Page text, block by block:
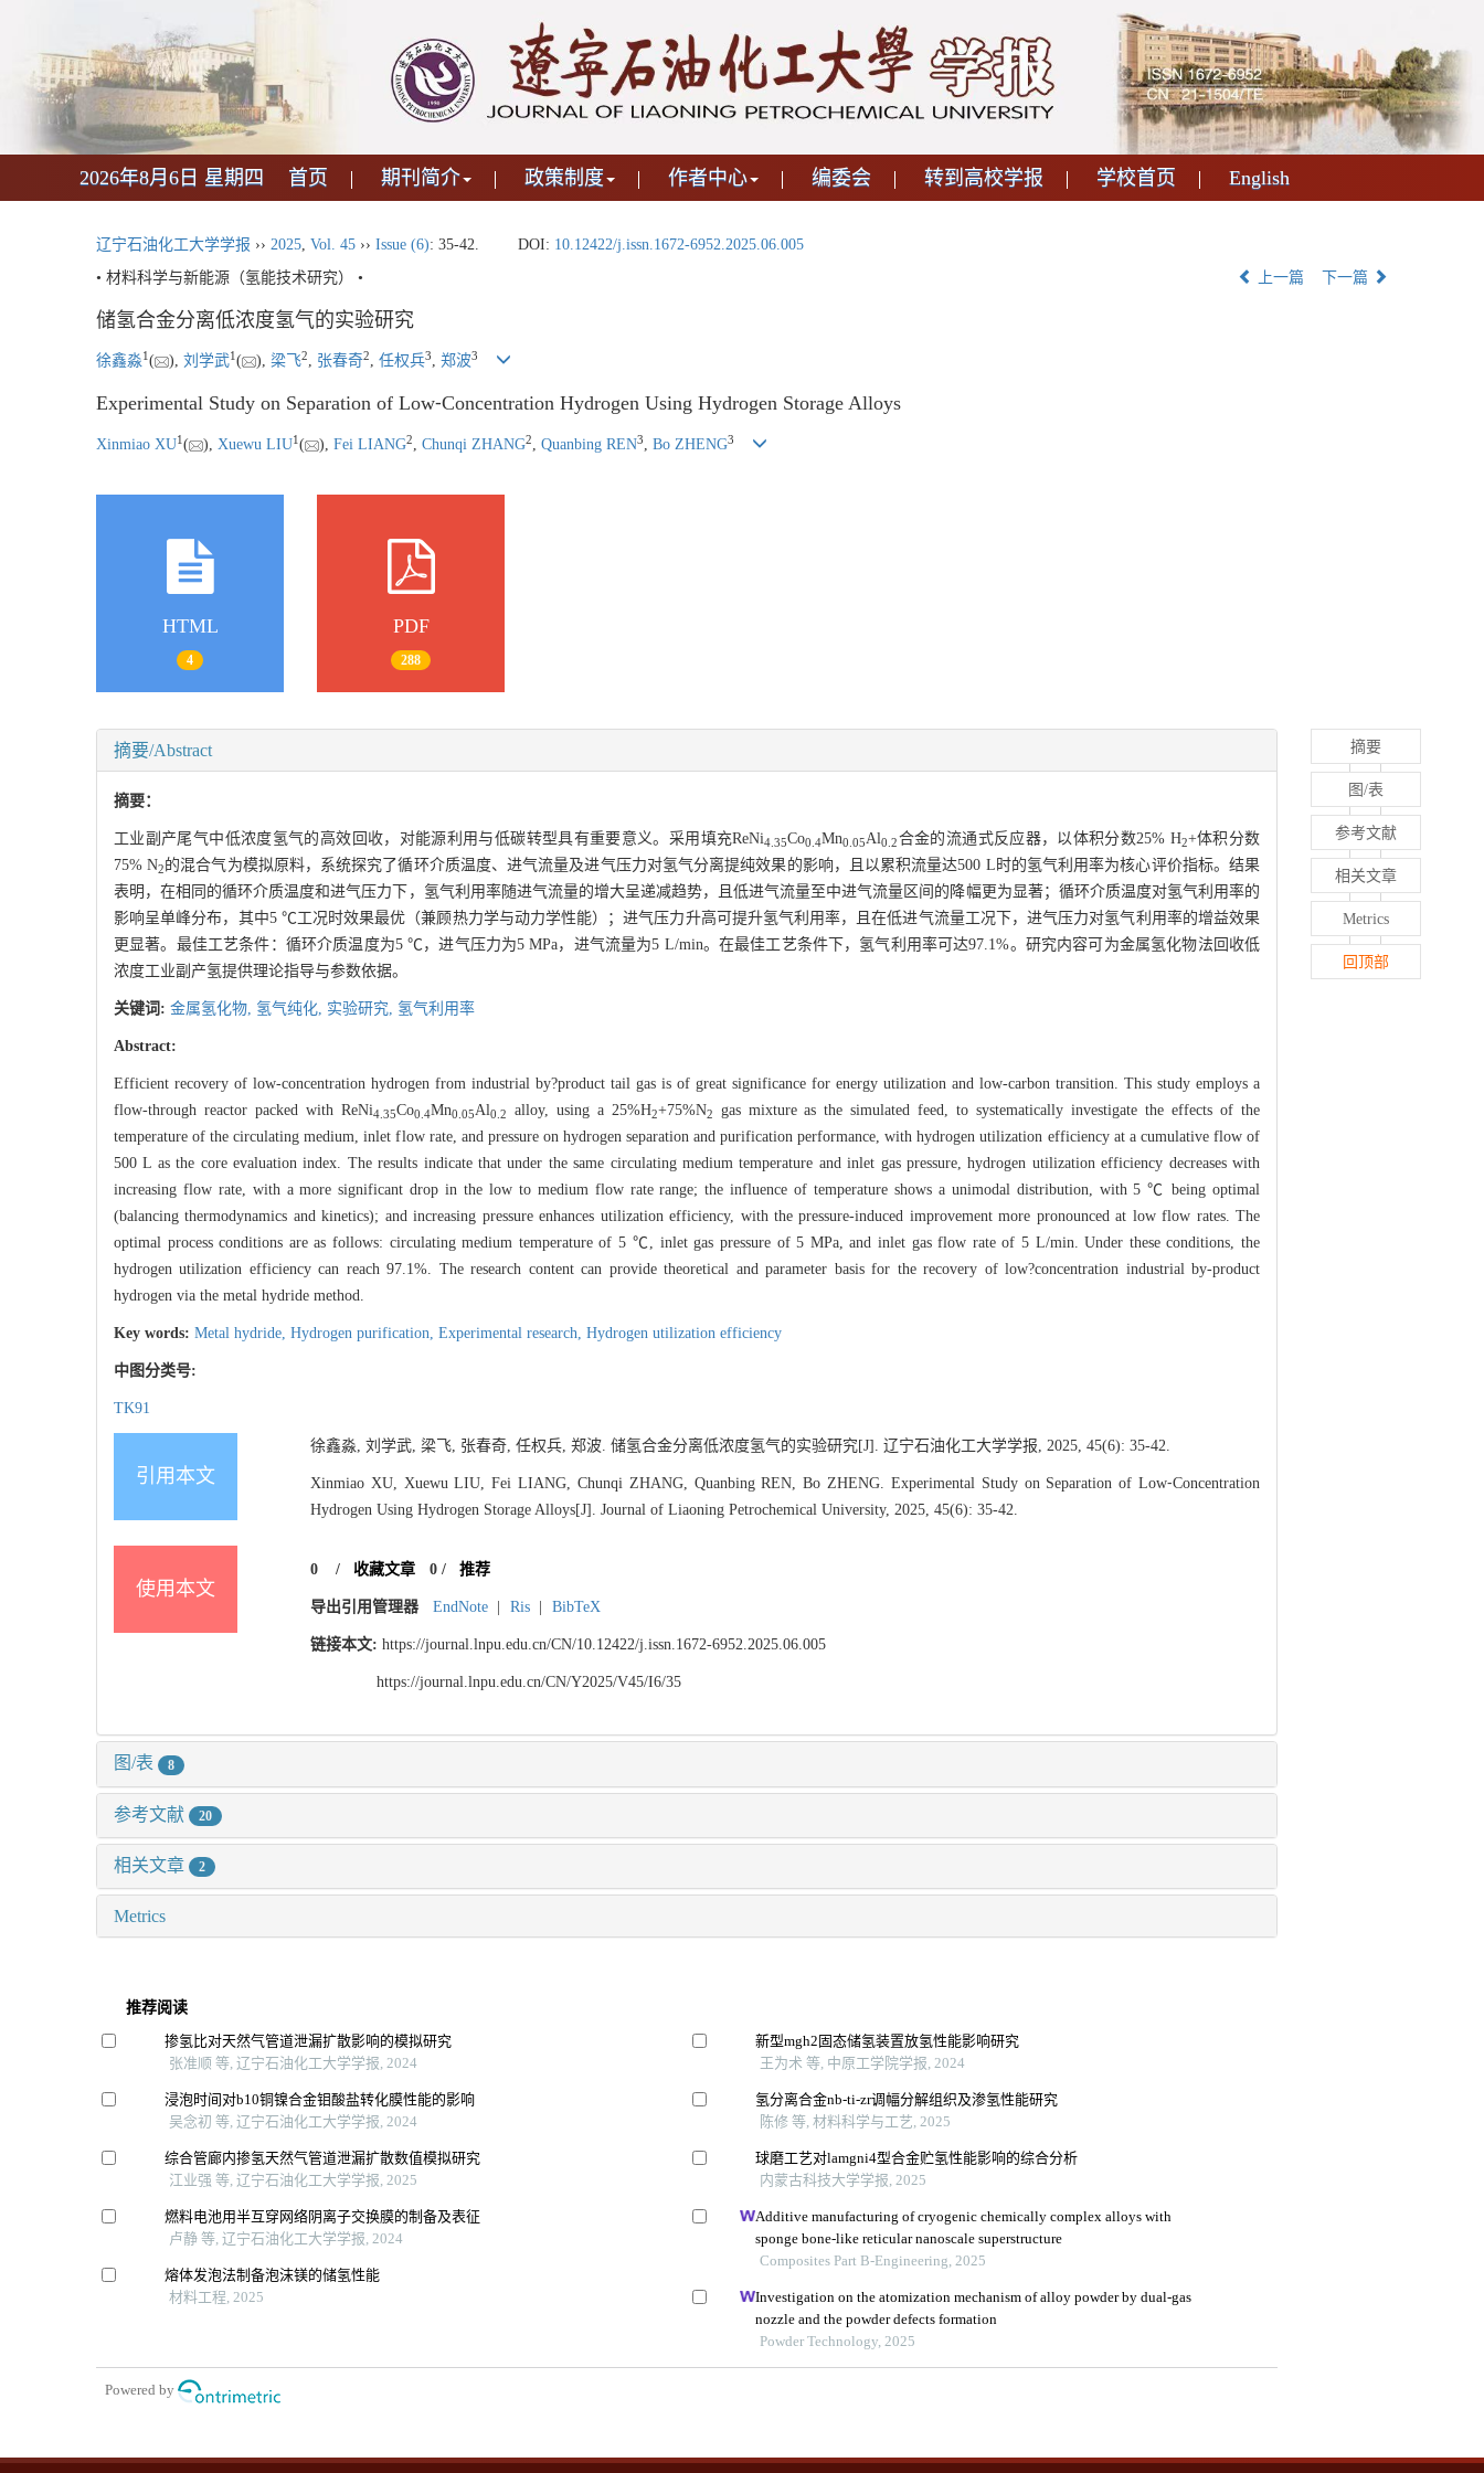
2026年8月6日 星期四 首页 期刊简介 政策制度 作者中心 编委会 转到高校学报 学校首页 English
辽宁石油化工大学学报 ›› 2025, Vol. 45 ›› Issue (6): 35-42. DOI: 10.12422/j.issn.1672-6952.2025.06.005
• 材料科学与新能源（氢能技术研究） •
上一篇 下一篇
储氢合金分离低浓度氢气的实验研究
徐鑫淼1 ( ), 刘学武1 ( ), 梁飞2, 张春奇2, 任权兵3, 郑波3
Experimental Study on Separation of Low⁃Concentration Hydrogen Using Hydrogen Storage Alloys
Xinmiao XU1 ( ), Xuewu LIU1 ( ), Fei LIANG2 Chunqi ZHANG2 Quanbing REN3 Bo ZHENG3
HTML
4
PDF
288
摘要/Abstract
摘要：
工业副产尾气中低浓度氢气的高效回收，对能源利用与低碳转型具有重要意义。采用填充ReNi4.35Co0.4Mn0.05Al0.2合金的流通式反应器，以体积分数25% H2+体积分数
75% N2的混合气为模拟原料，系统探究了循环介质温度、进气流量及进气压力对氢气分离提纯效果的影响，且以累积流量达500 L时的氢气利用率为核心评价指标。结果
表明，在相同的循环介质温度和进气压力下，氢气利用率随进气流量的增大呈递减趋势，且低进气流量至中进气流量区间的降幅更为显著；循环介质温度对氢气利用率的
影响呈单峰分布，其中5 ℃工况时效果最优（兼顾热力学与动力学性能）；进气压力升高可提升氢气利用率，且在低进气流量工况下，进气压力对氢气利用率的增益效果
更显著。最佳工艺条件：循环介质温度为5 ℃，进气压力为5 MPa，进气流量为5 L/min。在最佳工艺条件下，氢气利用率可达97.1%。研究内容可为金属氢化物法回收低
浓度工业副产氢提供理论指导与参数依据。
关键词: 金属氢化物, 氢气纯化, 实验研究, 氢气利用率
Abstract:
Efficient recovery of low-concentration hydrogen from industrial by?product tail gas is of great significance for energy utilization and low-carbon transition. This study employs a
flow-through reactor packed with ReNi4.35Co0.4Mn0.05Al0.2 alloy, using a 25%H2+75%N2
gas mixture as the simulated feed, to systematically investigate the effects of the
temperature of the circulating medium, inlet flow rate, and pressure on hydrogen separation and purification performance, with hydrogen utilization efficiency at a cumulative flow of
500 L as the core evaluation index. The results indicate that under the same circulating medium temperature and inlet gas pressure, hydrogen utilization efficiency decreases with
increasing flow rate, with a more significant drop in the low to medium flow rate range; the influence of temperature shows a unimodal distribution, with 5 ℃ being optimal
(balancing thermodynamics and kinetics); and increasing pressure enhances utilization efficiency, with the pressure-induced improvement more pronounced at low flow rates. The
optimal process conditions are as follows: circulating medium temperature of 5 ℃, inlet gas pressure of 5 MPa, and inlet gas flow rate of 5 L/min. Under these conditions, the
hydrogen utilization efficiency can reach 97.1%. The research content can provide theoretical and parameter basis for the recovery of low?concentration industrial by-product
hydrogen via the metal hydride method.
Key words: Metal hydride, Hydrogen purification, Experimental research, Hydrogen utilization efficiency
中图分类号:
TK91
引用本文
徐鑫淼, 刘学武, 梁飞, 张春奇, 任权兵, 郑波. 储氢合金分离低浓度氢气的实验研究[J]. 辽宁石油化工大学学报, 2025, 45(6): 35-42.
Xinmiao XU, Xuewu LIU, Fei LIANG, Chunqi ZHANG, Quanbing REN, Bo ZHENG. Experimental Study on Separation of Low⁃Concentration
Hydrogen Using Hydrogen Storage Alloys[J]. Journal of Liaoning Petrochemical University, 2025, 45(6): 35-42.
使用本文
0 / 收藏文章 0/ 推荐
导出引用管理器 EndNote Ris BibTeX
链接本文: https://journal.lnpu.edu.cn/CN/10.12422/j.issn.1672-6952.2025.06.005
https://journal.lnpu.edu.cn/CN/Y2025/V45/I6/35
图/表 8
参考文献 20
相关文章 2
Metrics
推荐阅读
掺氢比对天然气管道泄漏扩散影响的模拟研究
张准顺 等, 辽宁石油化工大学学报, 2024
浸泡时间对b10铜镍合金钼酸盐转化膜性能的影响
吴念初 等, 辽宁石油化工大学学报, 2024
综合管廊内掺氢天然气管道泄漏扩散数值模拟研究
江业强 等, 辽宁石油化工大学学报, 2025
燃料电池用半互穿网络阴离子交换膜的制备及表征
卢静 等, 辽宁石油化工大学学报, 2024
熔体发泡法制备泡沫镁的储氢性能
材料工程, 2025
新型mgh2固态储氢装置放氢性能影响研究
王为术 等, 中原工学院学报, 2024
氢分离合金nb-ti-zr调幅分解组织及渗氢性能研究
陈修 等, 材料科学与工艺, 2025
球磨工艺对lamgni4型合金贮氢性能影响的综合分析
内蒙古科技大学学报, 2025
Additive manufacturing of cryogenic chemically complex alloys with
sponge bone-like reticular nanoscale superstructure
Composites Part B-Engineering, 2025
Investigation on the atomization mechanism of alloy powder by dual-gas
nozzle and the powder defects formation
Powder Technology, 2025
Powered by
摘要
图/表
参考文献
相关文章
Metrics
回顶部